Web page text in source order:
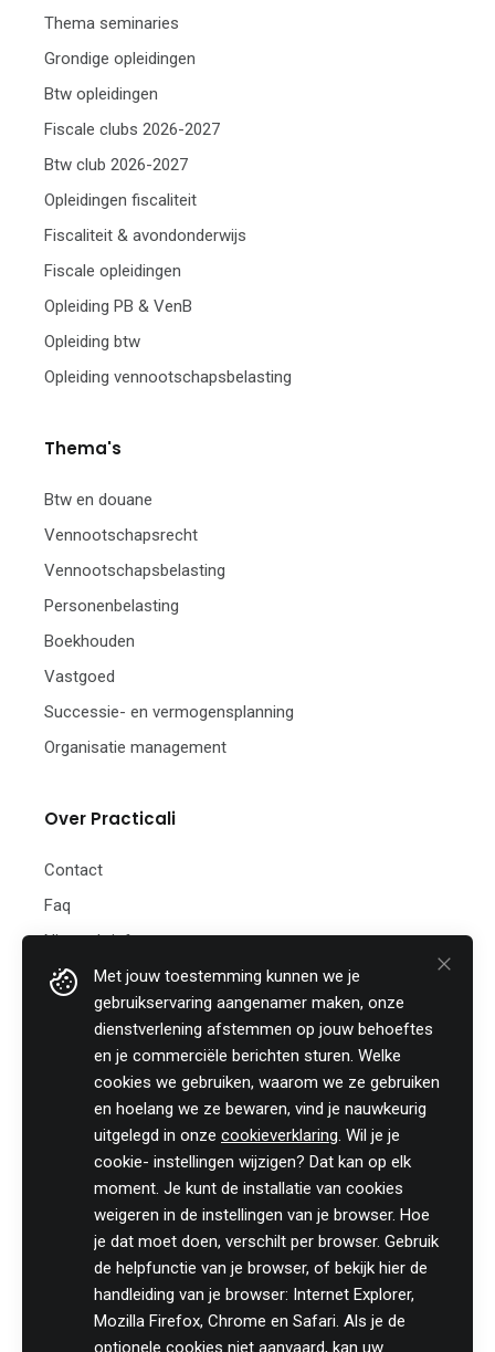
Met jouw toestemming kunnen we je
gebruikservaring aangenamer maken, onze
dienstverlening afstemmen op jouw behoeftes
en je commerciële berichten sturen. Welke
cookies we gebruiken, waarom we ze gebruiken
en hoelang we ze bewaren, vind je nauwkeurig
uitgelegd in onze cookieverklaring. Wil je je
cookie- instellingen wijzigen? Dat kan op elk
moment. Je kunt de installatie van cookies
weigeren in de instellingen van je browser. Hoe
je dat moet doen, verschilt per browser. Gebruik
de helpfunctie van je browser, of bekijk hier de
handleiding van je browser: Internet Explorer,
Mozilla Firefox, Chrome en Safari. Als je de
optionele cookies niet aanvaard, kan uw
Thema seminaries
Grondige opleidingen
Btw opleidingen
Fiscale clubs 2026-2027
Btw club 2026-2027
Opleidingen fiscaliteit
Fiscaliteit & avondonderwijs
Fiscale opleidingen
Opleiding PB & VenB
Opleiding btw
Opleiding vennootschapsbelasting
Thema's
Btw en douane
Vennootschapsrecht
Vennootschapsbelasting
Personenbelasting
Boekhouden
Vastgoed
Successie- en vermogensplanning
Organisatie management
Over Practicali
Contact
Faq
Nieuwsbrief
Practicali bv
Hof te Perremans 16
+32 (0)46 820 02 12
Fax: +32 (0)51 85 00 78
E-mail: info@practicali.be
Ondernemingsnummer: BE 0848.432.274
Volg ons fiscaal nieuws op